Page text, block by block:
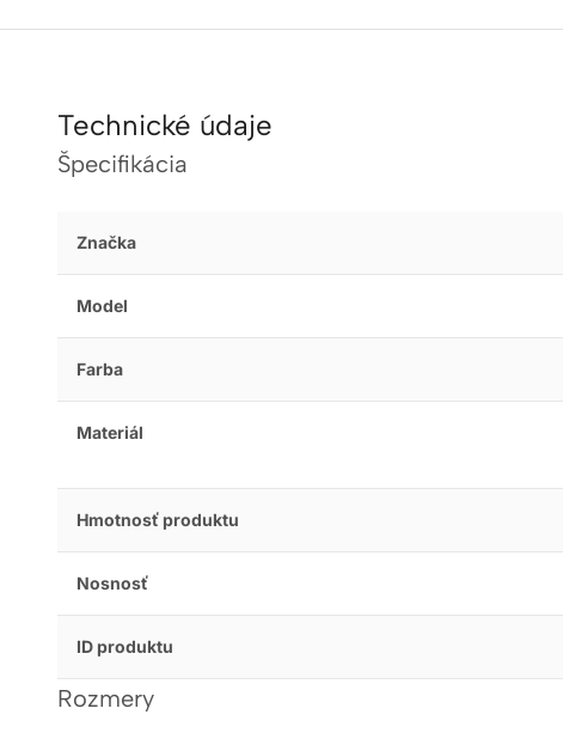
Technické údaje
Špecifikácia
Značka
Model
Farba
Materiál
Hmotnosť produktu
Nosnosť
ID produktu
Rozmery